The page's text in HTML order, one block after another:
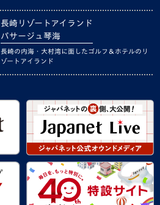
長崎リゾートアイランド
パサージュ琴海
長崎の内海・大村湾に面したゴルフ＆ホテルのリ
ゾートアイランド